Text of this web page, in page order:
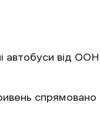
автобуси від
спрямовано